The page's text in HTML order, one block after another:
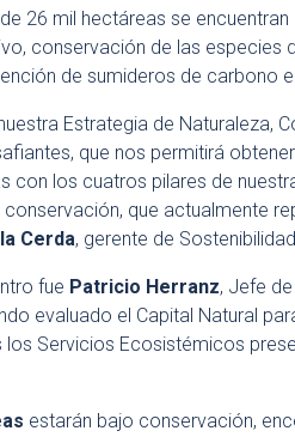
26 mil hectáreas se
conservación de las especies
de sumideros de carbono
Estrategia de Naturaleza,
que nos permitirá
los cuatros pilares de
que actualmente
Cerda, gerente de
fue Patricio Herranz, Jefe
evaluado el Capital Natural
Servicios Ecosistémicos
estarán bajo conservación,